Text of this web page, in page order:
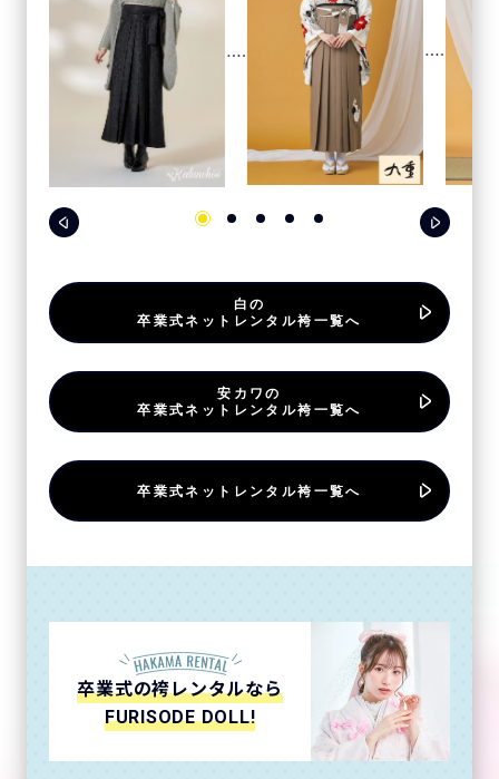
白の
卒業式ネットレンタル袴一覧へ
安カワの
卒業式ネットレンタル袴一覧へ
卒業式ネットレンタル袴一覧へ
卒業式の袴レンタルなら
FURISODE DOLL!